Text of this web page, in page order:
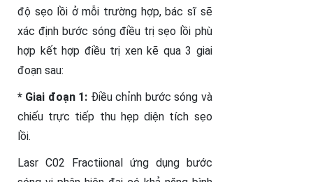
độ sẹo lồi ở mỗi trường hợp, bác sĩ sẽ
xác định bước sóng điều trị sẹo lồi phù
hợp kết hợp điều trị xen kẽ qua 3 giai
đoạn sau:
* Giai đoạn 1: Điều chỉnh bước sóng và
chiếu trực tiếp thu hẹp diện tích sẹo
lồi.
Lasr C02 Fractiional ứng dụng bước